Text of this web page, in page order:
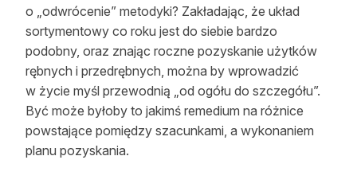
o „odwrócenie” metodyki? Zakładając, że układ
sortymentowy co roku jest do siebie bardzo
podobny, oraz znając roczne pozyskanie użytków
rębnych i przedrębnych, można by wprowadzić
w życie myśl przewodnią „od ogółu do szczegółu”.
Być może byłoby to jakimś remedium na różnice
powstające pomiędzy szacunkami, a wykonaniem
planu pozyskania.